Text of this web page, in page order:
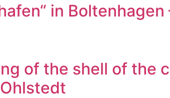
in Boltenhagen
of the shell of the